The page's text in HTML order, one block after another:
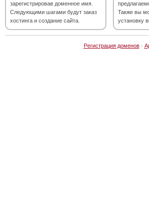
зарегистрировав доменное имя.
Следующими шагами будут заказ
хостинга и создание сайта.
Также вы
установку
Регистрация доменов·